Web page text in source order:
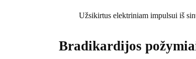
Užsikirtus elektriniam impulsui iš
Bradikardijos